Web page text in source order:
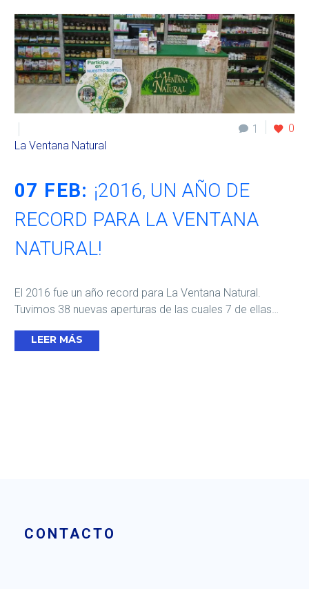
1
0
La Ventana Natural
07 FEB: ¡2016, UN AÑO DE
RECORD PARA LA VENTANA
NATURAL!
El 2016 fue un año record para La Ventana Natural.
Tuvimos 38 nuevas aperturas de las cuales 7 de ellas…
LEER MÁS
CONTACTO